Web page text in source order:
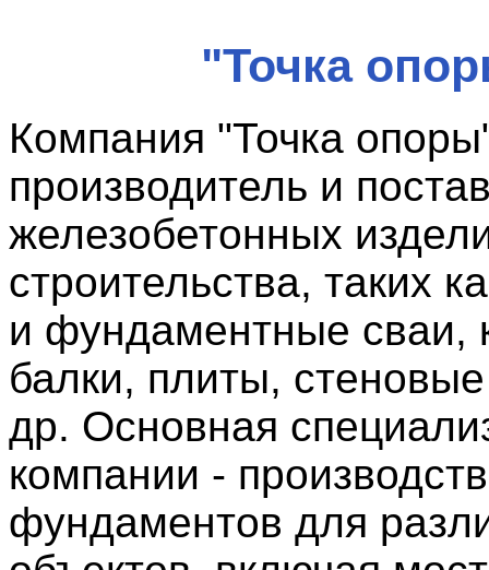
"Точка
Компания "Точка
производитель и
железобетонных
строительства, таких
и фундаментные сваи,
балки, плиты,
др. Основная
компании -
фундаментов для